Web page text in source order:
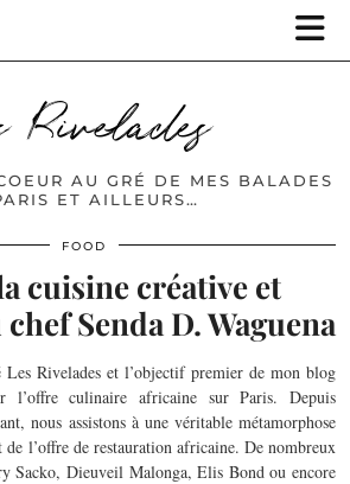
Rivelades
AU GRÉ DE MES BALADES
ET AILLEURS…
FOOD
cuisine créative et
Senda D. Waguena
Rivelades et l’objectif premier de mon blog
l’offre culinaire africaine sur Paris. Depuis
nous assistons à une véritable métamorphose
l’offre de restauration africaine. De nombreux
Sacko, Dieuveil Malonga, Elis Bond ou encore